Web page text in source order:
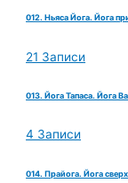
012. Ньяса Йога. Йога
21 Записи
013. Йога Тапаса. Йога
4 Записи
014. Прайога. Йога